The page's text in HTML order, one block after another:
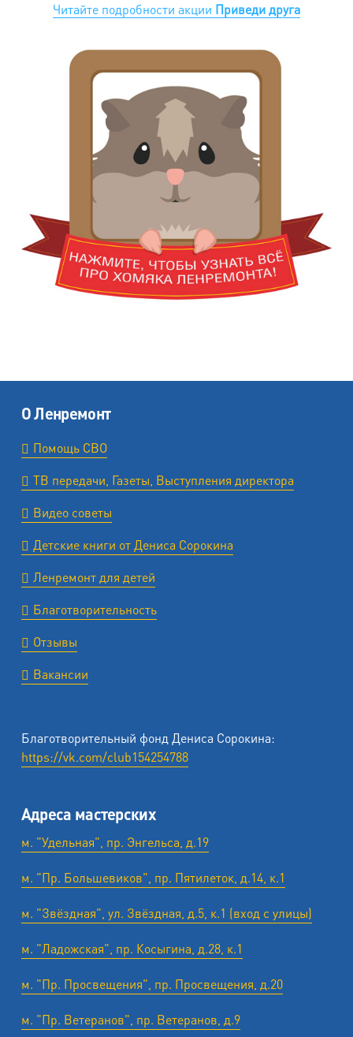
Читайте подробности акции Приведи друга
О Ленремонт
Помощь СВО
ТВ передачи, Газеты, Выступления директора
Видео советы
Детские книги от Дениса Сорокина
Ленремонт для детей
Благотворительность
Отзывы
Вакансии
Благотворительный фонд Дениса Сорокина:
https://vk.com/club154254788
Адреса мастерских
м. "Удельная", пр. Энгельса, д.19
м. "Пр. Большевиков", пр. Пятилеток, д.14, к.1
м. "Звёздная", ул. Звёздная, д.5, к.1 (вход с улицы)
м. "Ладожская", пр. Косыгина, д.28, к.1
м. "Пр. Просвещения", пр. Просвещения, д.20
м. "Пр. Ветеранов", пр. Ветеранов, д.9